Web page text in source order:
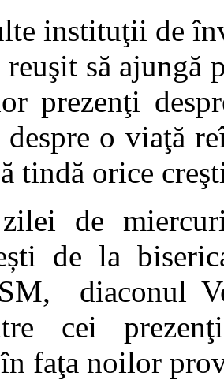
instituţii de
să ajungă
prezenţi
o viaţă
tindă orice
de
de la
diaconul
cei
faţa noilor